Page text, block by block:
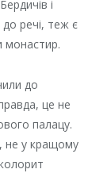
і
речі, теж є
монастир.
до
це не
палацу.
не у кращому